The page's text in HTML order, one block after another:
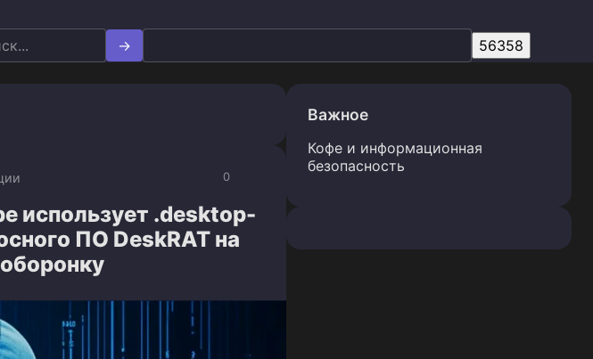
0
использует .desktop-
ПО DeskRAT на
Важное
Кофе и информационная
безопасность